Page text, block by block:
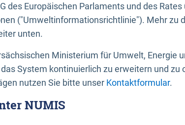
des Europäischen Parlaments und des
("Umweltinformationsrichtlinie"). Mehr zu
unten.
Ministerium für Umwelt, Energie
System kontinuierlich zu erweitern und zu
nutzen Sie bitte unser Kontaktformular.
NUMIS